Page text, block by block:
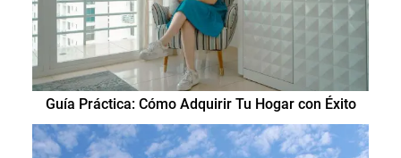
Guía Práctica: Cómo Adquirir Tu Hogar con Éxito